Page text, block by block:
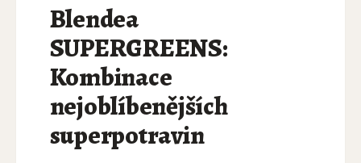
Blendea
SUPERGREENS:
Kombinace
nejoblíbenějších
superpotravin